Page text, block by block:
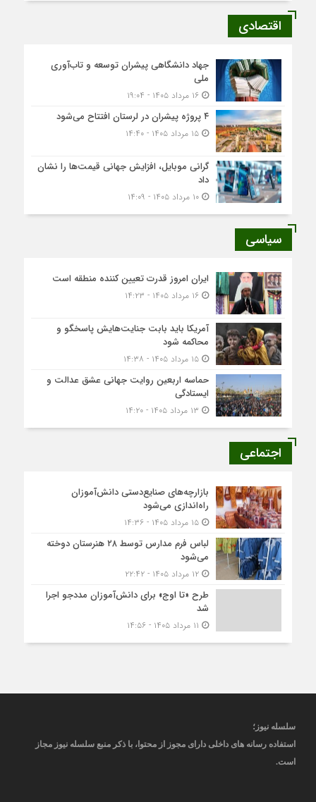
اقتصادی
جهاد دانشگاهی پیشران توسعه و تاب‌آوری
ملی
۱۶ مرداد ۱۴۰۵ - ۱۹:۰۴
۴ پروژه پیشران در لرستان افتتاح می‌شود
۱۵ مرداد ۱۴۰۵ - ۱۴:۴۰
گرانی موبایل، افزایش جهانی قیمت‌ها را نشان
داد
۱۰ مرداد ۱۴۰۵ - ۱۴:۰۹
سیاسی
ایران امروز قدرت تعیین کننده منطقه است
۱۶ مرداد ۱۴۰۵ - ۱۴:۲۳
آمریکا باید بابت جنایت‌هایش پاسخگو و
محاکمه شود
۱۵ مرداد ۱۴۰۵ - ۱۴:۳۸
حماسه اربعین روایت جهانی عشق عدالت و
ایستادگی
اجتماعی
بازارچه‌های صنایع‌دستی دانش‌آموزان
راه‌اندازی می‌شود
۱۵ مرداد ۱۴۰۵ - ۱۴:۳۶
لباس فرم مدارس توسط ۲۸ هنرستان‌ دوخته
می‌شود
۱۲ مرداد ۱۴۰۵ - ۲۲:۴۲
طرح «تا اوج» برای دانش‌آموزان مددجو اجرا
شد
سلسله نیوز؛
استفاده رسانه های داخلی دارای مجوز از محتوا، با ذکر منبع سلسله نیوز مجاز
است.